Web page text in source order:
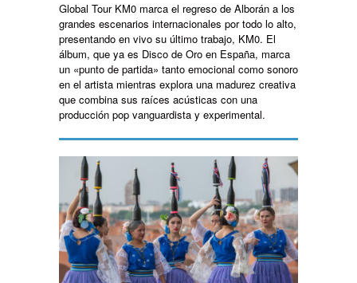
Global Tour KM0 marca el regreso de Alborán a los
grandes escenarios internacionales por todo lo alto,
presentando en vivo su último trabajo, KM0. El
álbum, que ya es Disco de Oro en España, marca
un «punto de partida» tanto emocional como sonoro
en el artista mientras explora una madurez creativa
que combina sus raíces acústicas con una
producción pop vanguardista y experimental.